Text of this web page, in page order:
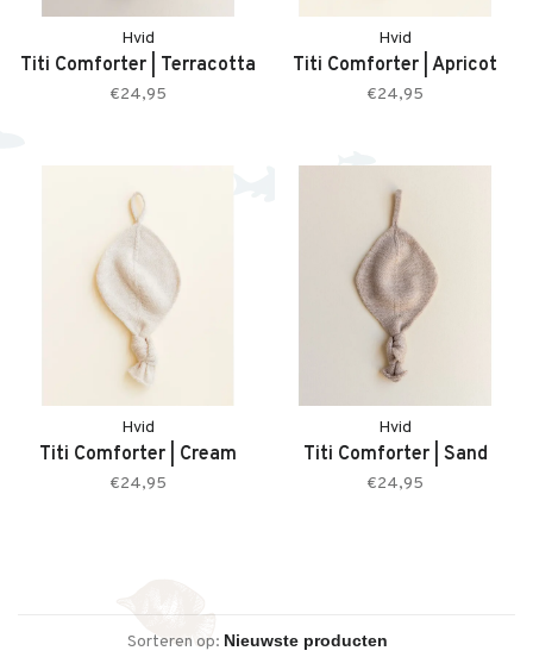
Hvid
Titi Comforter | Terracotta
€24,95
Hvid
Titi Comforter | Apricot
€24,95
Hvid
Titi Comforter | Cream
€24,95
Hvid
Titi Comforter | Sand
€24,95
Sorteren op: